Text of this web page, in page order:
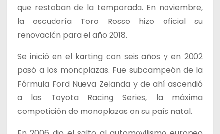
que restaban de la temporada. En noviembre,
la escudería Toro Rosso hizo oficial su
renovación para el año 2018.
Se inició en el karting con seis años y en 2002
pasó a los monoplazas. Fue subcampeón de la
Fórmula Ford Nueva Zelanda y de ahí ascendió
a las Toyota Racing Series, la máxima
competición de monoplazas en su país natal.